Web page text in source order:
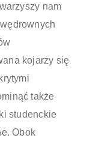
nam
kojarzy się
także
studenckie
Obok